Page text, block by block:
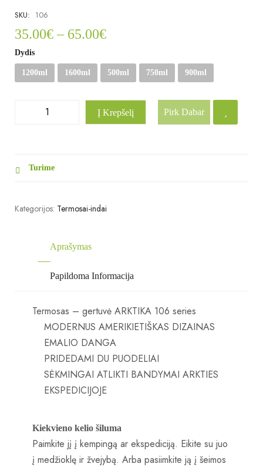
SKU: 106
35.00€– 65.00€
Dydis
1200ml 1600ml 500ml 750ml 900ml
Į Krepšelį Pirk Dabar
Turime
Kategorijos: Termosai-indai
Aprašymas
Papildoma Informacija
Termosas – gertuvė ARKTIKA 106 series
MODERNUS AMERIKIETIŠKAS DIZAINAS
EMALIO DANGA
PRIDEDAMI DU PUODELIAI
SĖKMINGAI ATLIKTI BANDYMAI ARKTIES
EKSPEDICIJOJE
Kiekvieno kelio šiluma
Paimkite jį į kempingą ar ekspediciją. Eikite su juo
į medžioklę ir žvejybą. Arba pasiimkite ją į šeimos